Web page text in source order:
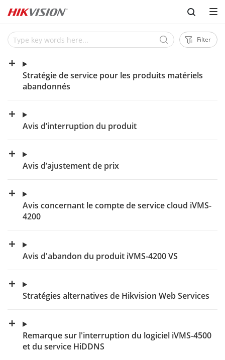
Skip to content
Filter
Stratégie de service pour les produits matériels
abandonnés
Avis d’interruption du produit
Avis d’ajustement de prix
Avis concernant le compte de service cloud iVMS-
4200
Avis d'abandon du produit iVMS-4200 VS
Stratégies alternatives de Hikvision Web Services
Remarque sur l'interruption du logiciel iVMS-4500
et du service HiDDNS